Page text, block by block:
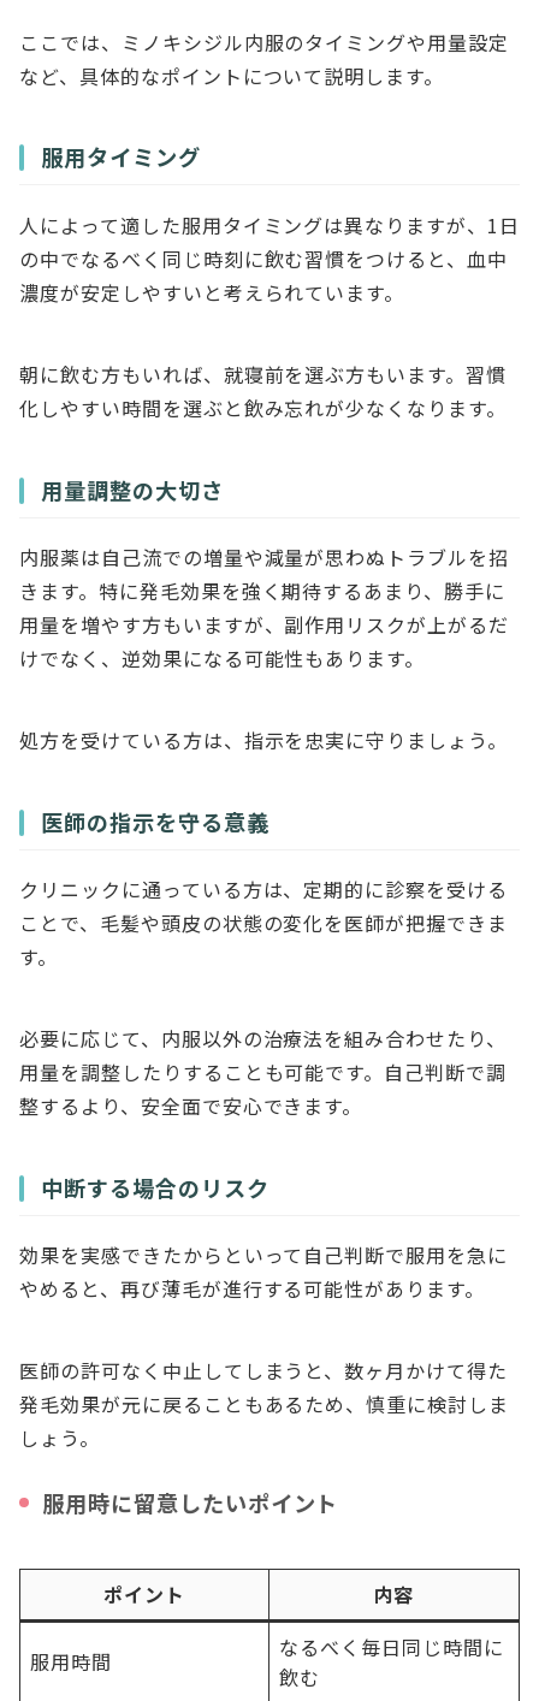
ここでは、ミノキシジル内服のタイミングや用量設定
など、具体的なポイントについて説明します。
服用タイミング
人によって適した服用タイミングは異なりますが、1日
の中でなるべく同じ時刻に飲む習慣をつけると、血中
濃度が安定しやすいと考えられています。
朝に飲む方もいれば、就寝前を選ぶ方もいます。習慣
化しやすい時間を選ぶと飲み忘れが少なくなります。
用量調整の大切さ
内服薬は自己流での増量や減量が思わぬトラブルを招
きます。特に発毛効果を強く期待するあまり、勝手に
用量を増やす方もいますが、副作用リスクが上がるだ
けでなく、逆効果になる可能性もあります。
処方を受けている方は、指示を忠実に守りましょう。
医師の指示を守る意義
クリニックに通っている方は、定期的に診察を受ける
ことで、毛髪や頭皮の状態の変化を医師が把握できま
す。
必要に応じて、内服以外の治療法を組み合わせたり、
用量を調整したりすることも可能です。自己判断で調
整するより、安全面で安心できます。
中断する場合のリスク
効果を実感できたからといって自己判断で服用を急に
やめると、再び薄毛が進行する可能性があります。
医師の許可なく中止してしまうと、数ヶ月かけて得た
発毛効果が元に戻ることもあるため、慎重に検討しま
しょう。
服用時に留意したいポイント
ポイント 内容
服用時間
なるべく毎日同じ時間に
飲む